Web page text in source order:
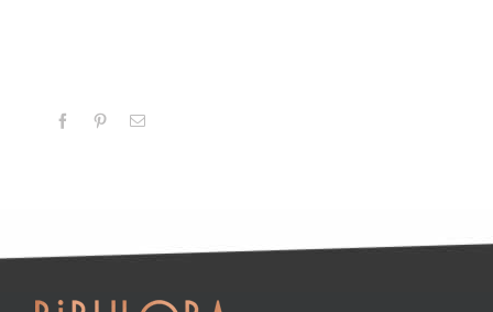
FacebookPinterestEmail